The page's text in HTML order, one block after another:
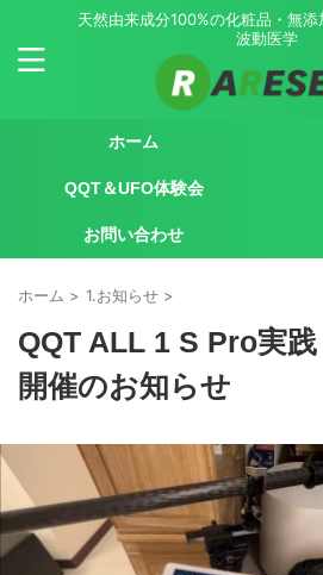
天然由来成分100%の化粧品・無添
波動医学
ホーム
QQT＆UFO体験会
お問い合わせ
ホーム > 1.お知らせ >
QQT ALL 1 S Pro実
開催のお知らせ